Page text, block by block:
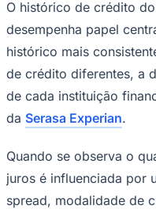
Corinthians
O histórico de crédito
desempenha papel
histórico mais
de crédito diferentes, a
de cada instituição
da Serasa Experian.
Quando se observa o
juros é influenciada por
spread, modalidade de